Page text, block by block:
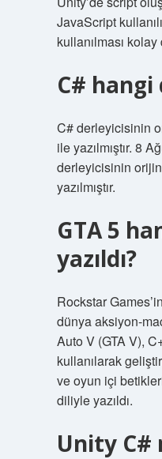
JavaScript
kullanılması
C# hangi
C# derleyicisinin
ile yazılmıştır. 8
derleyicisinin
yazılmıştır.
GTA 5
yazıldı?
Rockstar
dünya aksiyon-
Auto V (GTA V),
kullanılarak
ve oyun içi
diliyle yazıldı.
Unity C#